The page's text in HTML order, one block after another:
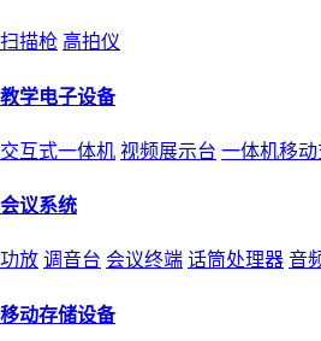
扫描枪 高拍仪
教学电子设备
交互式一体机 视频展示台 一体机移动
会议系统
功放 调音台 会议终端 话筒处理器 音
移动存储设备